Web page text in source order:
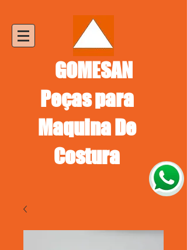
GOMESAN
Peças para
Maquina De
Costura